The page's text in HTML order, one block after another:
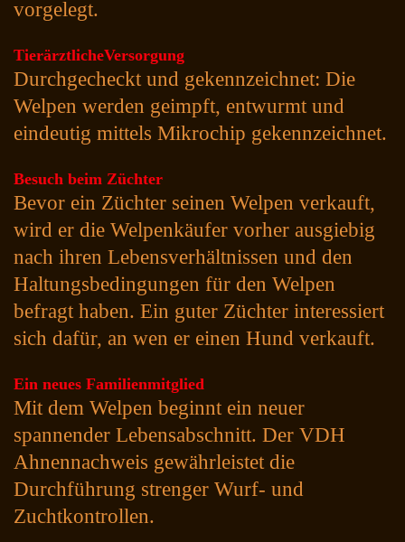
vorgelegt.
TierärztlicheVersorgung
Durchgecheckt und gekennzeichnet: Die
Welpen werden geimpft, entwurmt und
eindeutig mittels Mikrochip gekennzeichnet.
Besuch beim Züchter
Bevor ein Züchter seinen Welpen verkauft,
wird er die Welpenkäufer vorher ausgiebig
nach ihren Lebensverhältnissen und den
Haltungsbedingungen für den Welpen
befragt haben. Ein guter Züchter interessiert
sich dafür, an wen er einen Hund verkauft.
Ein neues Familienmitglied
Mit dem Welpen beginnt ein neuer
spannender Lebensabschnitt. Der VDH
Ahnennachweis gewährleistet die
Durchführung strenger Wurf- und
Zuchtkontrollen.